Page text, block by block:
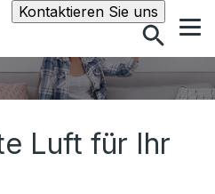
Kontaktieren Sie unsSuche
Luft für Ihr